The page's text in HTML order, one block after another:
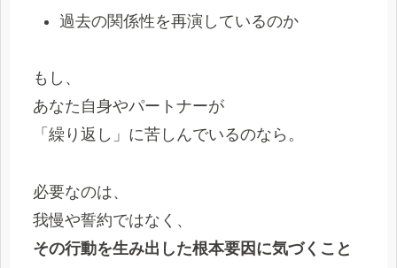
過去の関係性を再演しているのか
もし、
あなた自身やパートナーが
「繰り返し」に苦しんでいるのなら。
必要なのは、
我慢や誓約ではなく、
その行動を生み出した根本要因に気づくこと